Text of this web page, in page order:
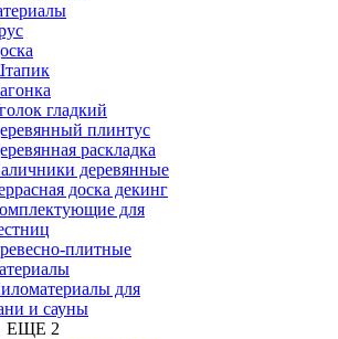
гладкий
плинтус
раскладка
деревянные
доска декинг
для
плитные
для
и сауны
ЕЩЕ 2